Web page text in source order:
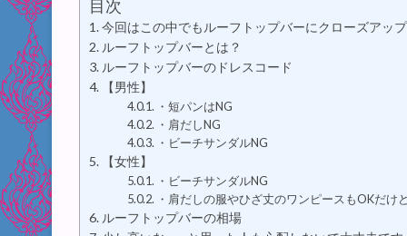
目次
今回はこの中でもルーフトップバーにクローズアッ
ルーフトップバーとは？
ルーフトップバーのドレスコード
【男性】
・短パンはNG
・肩だしNG
・ビーチサンダルNG
【女性】
・ビーチサンダルNG
・肩だしの服やひざ丈のワンピースもOKだけ
ルーフトップバーの相場